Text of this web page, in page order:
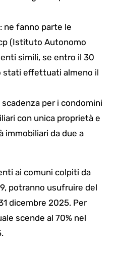
ne fanno parte le
(Istituto Autonomo
simili, se entro il 30
stati effettuati almeno il
per i condomini
con unica proprietà e
immobiliari da due a
ai comuni colpiti da
potranno usufruire del
dicembre 2025. Per
scende al 70% nel